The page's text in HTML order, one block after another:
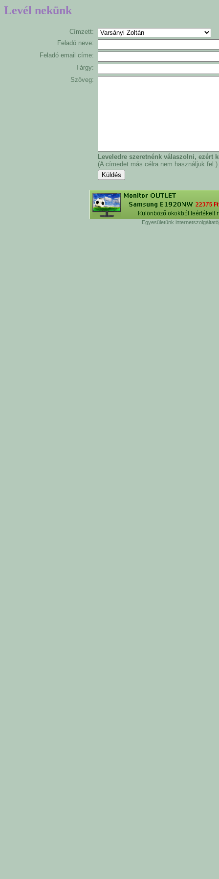
Levél nekünk
Címzett:
Feladó neve:
Feladó email címe:
Tárgy:
Szöveg:
Leveledre szeretnénk válaszolni, ezért
(A címedet más célra nem használjuk fel.)
Egyesületünk